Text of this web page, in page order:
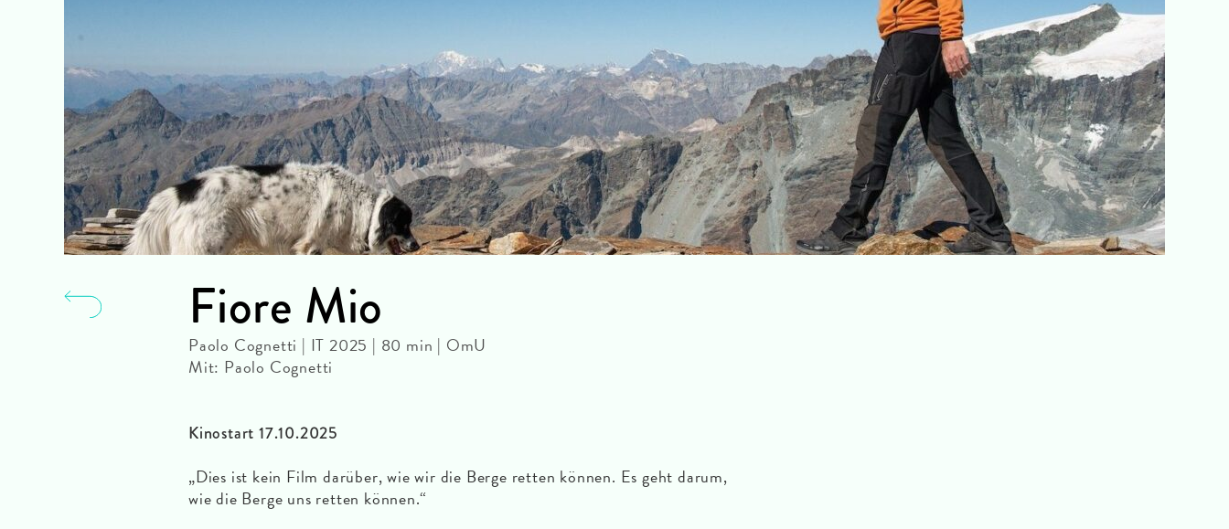
Fiore Mio
Paolo Cognetti | IT 2025 | 80 min | OmU
Mit: Paolo Cognetti
Kinostart 17.10.2025
„Dies ist kein Film darüber, wie wir die Berge retten können. Es geht darum,
wie die Berge uns retten können.“